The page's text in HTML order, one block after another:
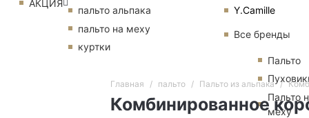
Y.Camille
Все бренды
Пальто
Пальто
меху
АКЦИЯ
пальто альпака
пальто на меху
куртки
Главная пальто Пальто из альпака
Комбинированное